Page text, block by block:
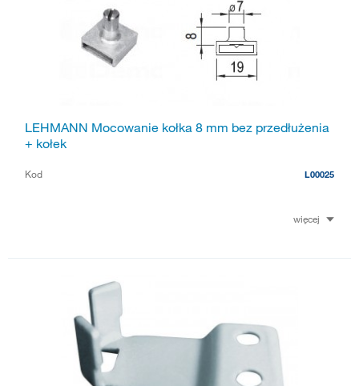
LEHMANN Mocowanie kołka 8 mm bez przedłużenia
+ kołek
Kod L00025
więcej